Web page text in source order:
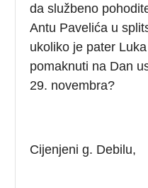
da službeno
Antu Pavelića u
ukoliko je pater
pomaknuti na Dan
29. novembra?
Cijenjeni g. Debilu,